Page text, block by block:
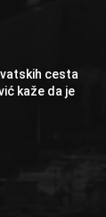
cesta
kaže da je